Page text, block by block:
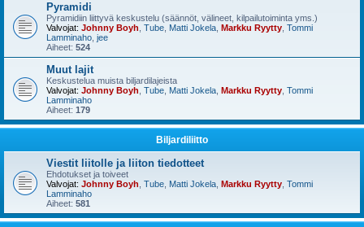
Pyramidi
Pyramidiin liittyvä keskustelu (säännöt, välineet, kilpailutoiminta yms.)
Valvojat: Johnny Boyh Tube Matti Jokela Markku Ryytty Tommi
Lamminaho jee
Aiheet: 524
Muut lajit
Keskustelua muista biljardilajeista
Valvojat: Johnny Boyh Tube Matti Jokela Markku Ryytty Tommi
Lamminaho
Aiheet: 179
Biljardiliitto
Viestit liitolle ja liiton tiedotteet
Ehdotukset ja toiveet
Valvojat: Johnny Boyh Tube Matti Jokela Markku Ryytty Tommi
Lamminaho
Aiheet: 581